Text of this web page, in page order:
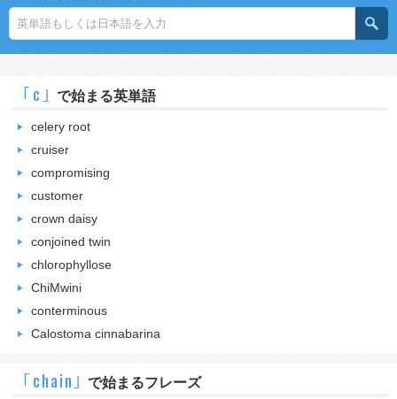
｢c｣ で始まる英単語
celery root
cruiser
compromising
customer
crown daisy
conjoined twin
chlorophyllose
ChiMwini
conterminous
Calostoma cinnabarina
｢chain｣ で始まるフレーズ